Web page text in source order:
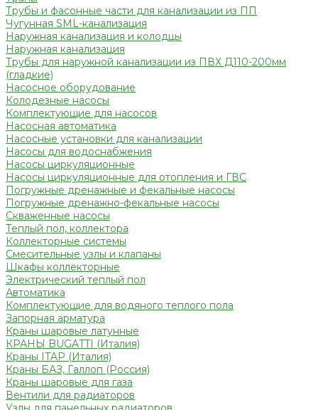
Трубы и фасонные части для канализации из ПП
Чугунная SML-канализация
Наружная канализация и колодцы
Наружная канализация
Трубы для наружной канализации из ПВХ Д110-200мм
(гладкие)
Насосное оборудование
Колодезные насосы
Комплектующие для насосов
Насосная автоматика
Насосные установки для канализации
Насосы для водоснабжения
Насосы циркуляционные
Насосы циркуляционные для отопления и ГВС
Погружные дренажные и фекальные насосы
Погружные дренажно-фекальные насосы
Скваженные насосы
Теплый пол, коллектора
Коллекторные системы
Смесительные узлы и клапаны
Шкафы коллекторные
Электрический теплый пол
Автоматика
Комплектующие для водяного теплого пола
Запорная арматура
Краны шаровые латунные
КРАНЫ BUGATTI (Италия)
Краны ITAP (Италия)
Краны БАЗ, Галлоп (Россия)
Краны шаровые для газа
Вентили для радиаторов